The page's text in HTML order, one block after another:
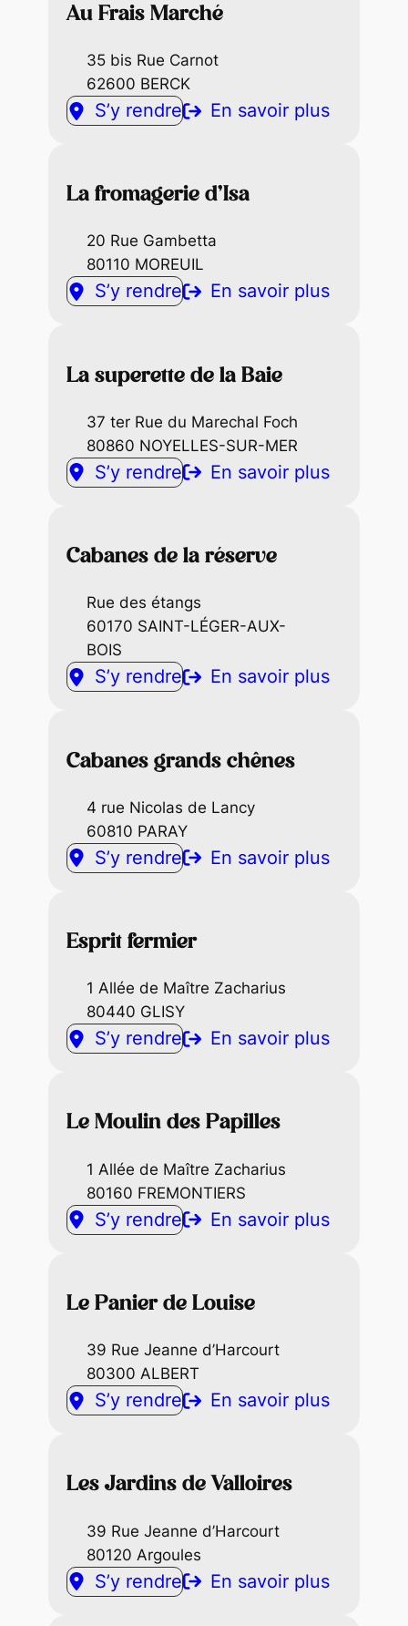
Au Frais Marché
35 bis Rue Carnot
62600 BERCK
S’y rendre En savoir plus
La fromagerie d’Isa
20 Rue Gambetta
80110 MOREUIL
S’y rendre En savoir plus
La superette de la Baie
37 ter Rue du Marechal Foch
80860 NOYELLES-SUR-MER
S’y rendre En savoir plus
Cabanes de la réserve
Rue des étangs
60170 SAINT-LÉGER-AUX-
BOIS
S’y rendre En savoir plus
Cabanes grands chênes
4 rue Nicolas de Lancy
60810 PARAY
S’y rendre En savoir plus
Esprit fermier
1 Allée de Maître Zacharius
80440 GLISY
S’y rendre En savoir plus
Le Moulin des Papilles
1 Allée de Maître Zacharius
80160 FREMONTIERS
S’y rendre En savoir plus
Le Panier de Louise
39 Rue Jeanne d’Harcourt
80300 ALBERT
S’y rendre En savoir plus
Les Jardins de Valloires
39 Rue Jeanne d’Harcourt
80120 Argoules
S’y rendre En savoir plus